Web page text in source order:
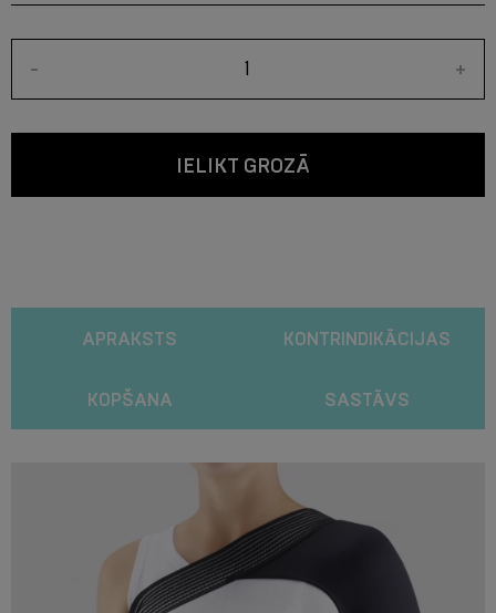
- +
IELIKT GROZĀ
APRAKSTS KONTRINDIKĀCIJAS
KOPŠANA SASTĀVS